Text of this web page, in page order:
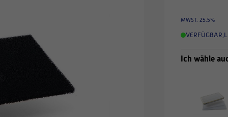
MWST. 25.5%
VERFÜGBAR,
Ich wähle